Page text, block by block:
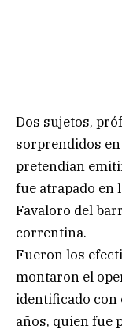
Dos sujetos,
sorprendidos
pretendían
fue atrapado en
Favaloro del
correntina.
Fueron los
montaron el
identificado con
años, quien fue